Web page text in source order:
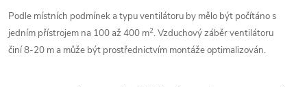
Podle místních podmínek a typu ventilátoru by mělo být počítáno s
jedním přístrojem na 100 až 400 m2. Vzduchový záběr ventilátoru
činí 8-20 m a může být prostřednictvím montáže optimalizován.